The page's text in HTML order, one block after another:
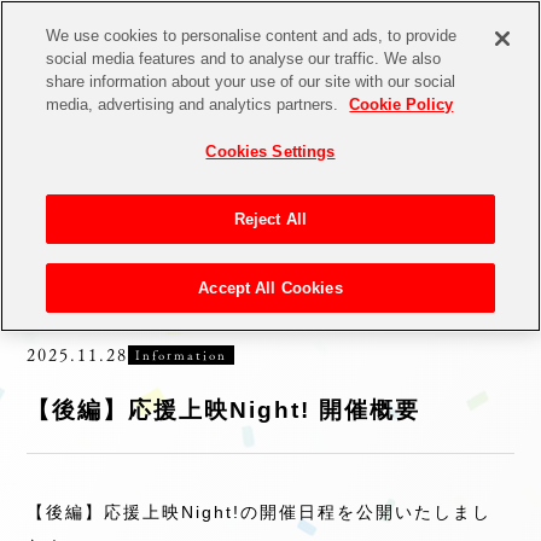
GoodsNovelty
Theater
2025.11.28 Information
【後編】応援上映Night! 開催概要
【後編】応援上映Night!の開催日程を公開いたしまし
We use cookies to personalise content and ads, to provide
social media features and to analyse our traffic. We also
share information about your use of our site with our social
media, advertising and analytics partners.
Cookie Policy
Cookies Settings
Reject All
Accept All Cookies